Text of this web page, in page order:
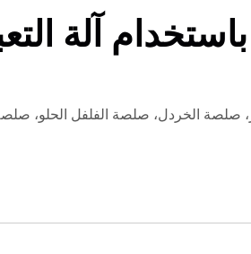
صلصة الخردل، صلصة الفلفل الحلو،